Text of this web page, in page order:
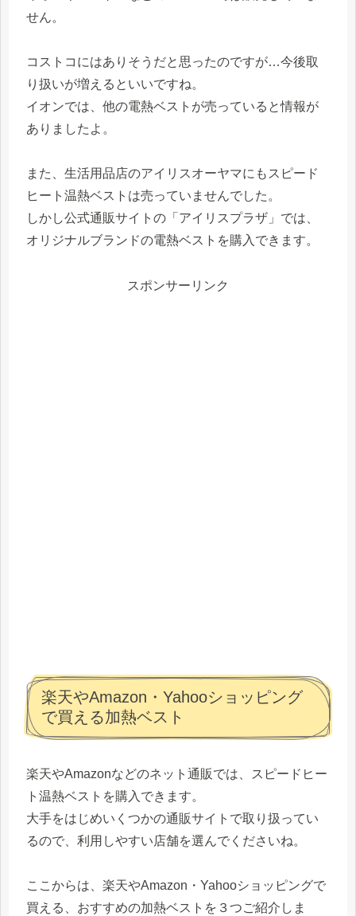
せん。
コストコにはありそうだと思ったのですが…今後取
り扱いが増えるといいですね。
イオンでは、他の電熱ベストが売っていると情報が
ありましたよ。
また、生活用品店のアイリスオーヤマにもスピード
ヒート温熱ベストは売っていませんでした。
しかし公式通販サイトの「アイリスプラザ」では、
オリジナルブランドの電熱ベストを購入できます。
スポンサーリンク
楽天やAmazon・Yahooショッピング
で買える加熱ベスト
楽天やAmazonなどのネット通販では、スピードヒー
ト温熱ベストを購入できます。
大手をはじめいくつかの通販サイトで取り扱ってい
るので、利用しやすい店舗を選んでくださいね。
ここからは、楽天やAmazon・Yahooショッピングで
買える、おすすめの加熱ベストを３つご紹介しま